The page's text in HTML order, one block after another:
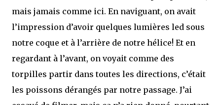
mais jamais comme ici. En naviguant, on avait
l’impression d’avoir quelques lumières led sous
notre coque et à l’arrière de notre hélice! Et en
regardant à l’avant, on voyait comme des
torpilles partir dans toutes les directions, c’était
les poissons dérangés par notre passage. J’ai